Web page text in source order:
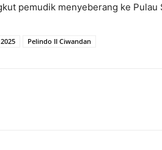
pemudik menyeberang ke Pulau
Pelindo II Ciwandan